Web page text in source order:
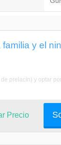
y el
prelacin) y optar
Precio